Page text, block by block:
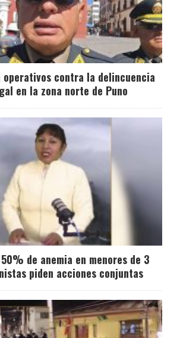
operativos contra la delincuencia
en la zona norte de Puno
de anemia en menores de 3
piden acciones conjuntas